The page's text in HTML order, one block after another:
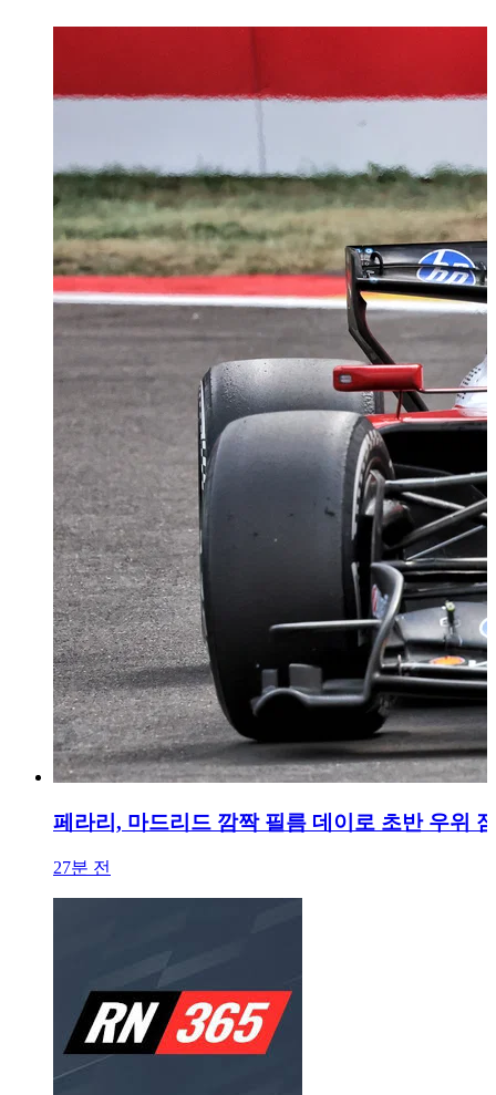
페라리, 마드리드 깜짝 필름 데이로 초반 우위
27분 전